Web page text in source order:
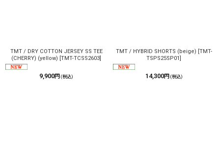
TMT / DRY COTTON JERSEY SS TEE
(CHERRY) (yellow) [TMT-TCSS2603]
9,900円 (税込)
TMT / HYBRID SHORTS (beige) [TMT-
TSPS25SP01]
14,300円 (税込)